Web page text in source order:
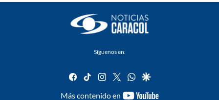
Síguenos en:
facebook
tiktok instagram
twitterwhatsapp
google
Más contenido en
youtube-